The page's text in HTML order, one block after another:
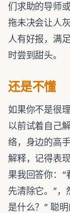
们求助的导师
拖未决会让人
人有好报，满
时尝到甜头。
还是不懂
如果你不是很
以前试着自己
络，身边的高
解释，记得表
果我回答你：
先清除它。”，
是什么？” 聪